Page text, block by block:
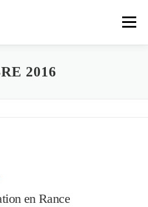
Menu
DOCUMENTS
2016
en Rance